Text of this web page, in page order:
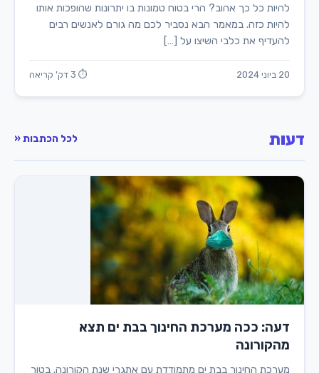
להיות כל כך אהוב? הרי בטוח טמונות בו יתרונות שהופכות אותו
להיות כזה. במאמר הבא נסביר לכם מה גורם לאנשים רבים
להעדיף את כלבי השיצו על […]
20 ביוני 2024 ⏱ 3 דק' קריאה
דעות לכל הכתבות «
דעה: ככה מערכת החינוך בבת ים תצא
מהקורונה
מערכת החינוך בבת ים מתמודדת עם אתגרי שנת הקורונה. בטור